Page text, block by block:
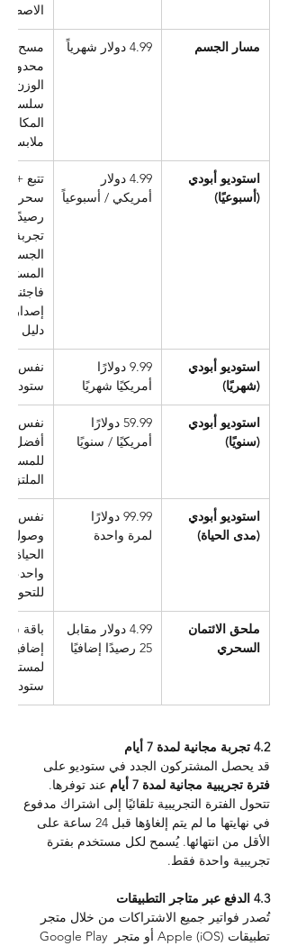
مسار الجسم 4.99 دولار شهرياً
مسح
الوزن،
سلسلة
ملابس
استوديو أبودي
(أسبوعيًا)
4.99 دولار
أمريكي / أسبوعياً
تتبع +
رصيدًا
تجربة
الجسم
فاجئني،
دليل
استوديو أبودي
(شهريًا)
9.99 دولارًا
أمريكيًا شهريًا
نفس
ستوديو
استوديو أبودي
(سنويًا)
59.99 دولارًا
أمريكيًا / سنويًا
نفس
أفضل
استوديو أبودي
(مدى الحياة)
99.99 دولارًا
لمرة واحدة
نفس
وصول
الحياة
واحد،
للتحويل)
ملحق الائتمان
السحري
4.99 دولار مقابل
25 رصيدًا إضافيًا
باقة
إضافية
ستوديو
4.2 تجربة مجانية لمدة 7 أيام
قد يحصل المشتركون الجدد في ستوديو على
فترة تجريبية مجانية لمدة 7 أيام
عند توفرها.
تتحول الفترة التجريبية تلقائيًا إلى اشتراك مدفوع
في نهايتها ما لم يتم إلغاؤها قبل 24 ساعة على
الأقل من انتهائها. يُسمح لكل مستخدم بفترة
تجريبية واحدة فقط.
4.3 الدفع عبر متاجر التطبيقات
تُصدر فواتير جميع الاشتراكات من خلال متجر
تطبيقات Apple (iOS) أو متجر Google Play